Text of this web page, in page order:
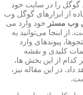
گوگل را در سایت خود
از ابزارهای گوگل وب
وب مستر خود وارد می
از اینجا می‌توانید به
پیوندهای وارد
کلیدی و نقشه
از این بخش ها،
در این مقاله نیز،